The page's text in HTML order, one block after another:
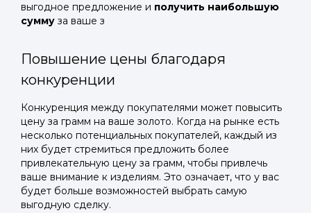
выгодное предложение и получить наибольшую
сумму за ваше з
Повышение цены благодаря
конкуренции
Конкуренция между покупателями может повысить
цену за грамм на ваше золото. Когда на рынке есть
несколько потенциальных покупателей, каждый из
них будет стремиться предложить более
привлекательную цену за грамм, чтобы привлечь
ваше внимание к изделиям. Это означает, что у вас
будет больше возможностей выбрать самую
выгодную сделку.